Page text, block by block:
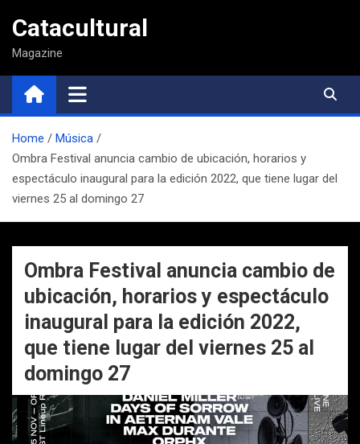
contenido
Catacultural
Magazine
Home
Música
Ombra Festival anuncia cambio de ubicación, horarios y
espectáculo inaugural para la edición 2022, que tiene lugar del
viernes 25 al domingo 27
Ombra Festival anuncia cambio de
ubicación, horarios y espectáculo
inaugural para la edición 2022,
que tiene lugar del viernes 25 al
domingo 27